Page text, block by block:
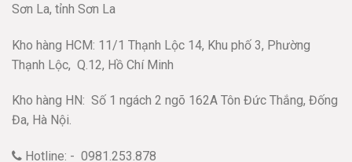
Sơn La, tỉnh Sơn La
Kho hàng HCM: 11/1 Thạnh Lộc 14, Khu phố 3, Phường
Thạnh Lộc, Q.12, Hồ Chí Minh
Kho hàng HN: Số 1 ngách 2 ngõ 162A Tôn Đức Thắng, Đống
Đa, Hà Nội.
Hotline: - 0981.253.878